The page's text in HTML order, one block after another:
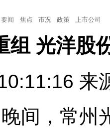
市况 政策 上市公司
要闻 焦点 市况 政策 上市公司
组 光洋股
来
，常州